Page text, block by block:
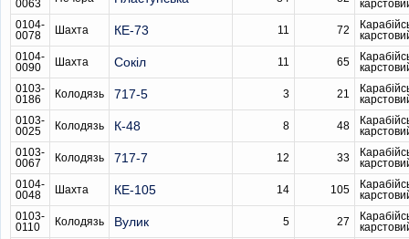
0063
0104-
0078
Шахта КЕ-73 11 72
0104-
0090
Шахта Сокіл 11 65
0103-
0186
Колодязь 717-5 3 21
0103-
0025
Колодязь К-48 8 48
0103-
0067
Колодязь 717-7 12 33
0104-
0048
Шахта КЕ-105 14 105
0103-
0110
Колодязь Вулик 5 27